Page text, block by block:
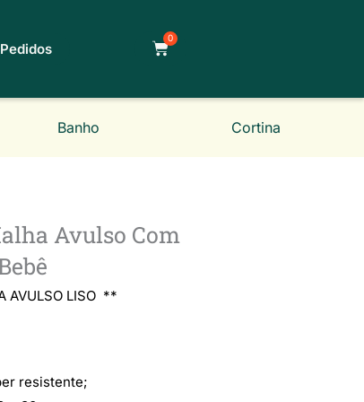
0
Carrinho
Banho Cortina
Avulso Com
AVULSO LISO **
resistente;